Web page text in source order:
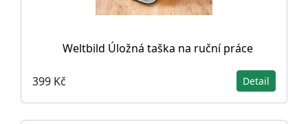
Weltbild Úložná taška na ruční práce
399 Kč Detail